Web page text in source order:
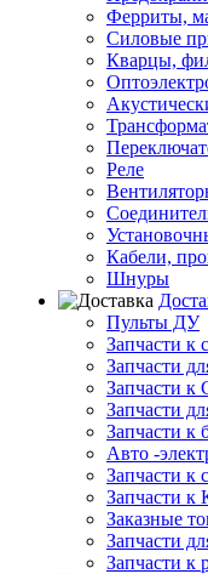
Ферриты,
Силовые
Кварцы,
Реле
Кабели,
Шнуры
Пульты ДУ
Запчасти к
Запчасти
Запчасти к
Запчасти
Запчасти к
Авто -
Запчасти к
Запчасти к
Заказные
Запчасти
Запчасти к